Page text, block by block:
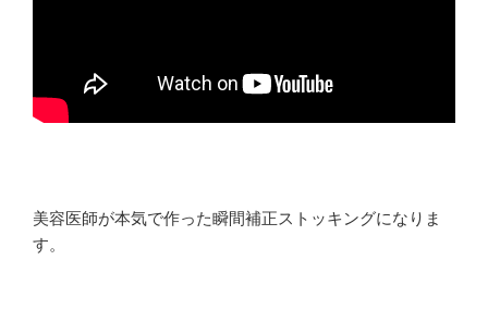
美容医師が本気で作った瞬間補正ストッキングになりま
す。